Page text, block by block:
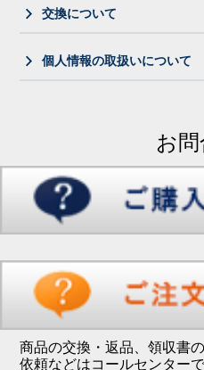
交換について
個人情報の取扱いについて
お
商品の交換・返品、領収書
依頼などはコールセンター